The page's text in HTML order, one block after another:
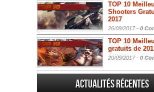
TOP 10
Shooters
2017
26/09/2017 - 0
TOP 10
gratuits de
20/09/2017 - 0
Actualités Récentes